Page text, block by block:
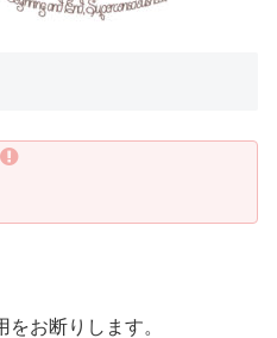
をお断りします。